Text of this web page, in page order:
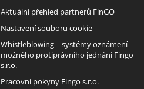
Aktuální přehled partnerů FinGO
Nastavení souboru cookie
Whistleblowing – systémy oznámení
možného protiprávního jednání Fingo
s.r.o.
Pracovní pokyny Fingo s.r.o.